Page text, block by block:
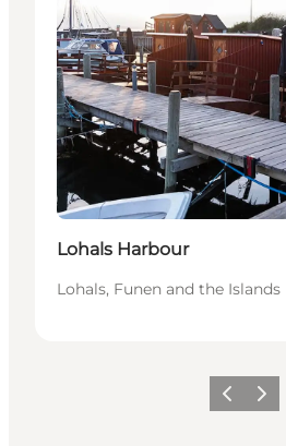
Lohals Harbour
Lohals, Funen and the Islands
Föregående
Nästa